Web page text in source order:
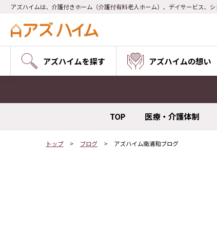
アズハイムは、介護付きホーム（介護付有料老人ホーム）、デイサービス、
アズハイムを探す アズハイムの想い
TOP 医療・介護体制
トップ ブログ アズハイム南浦和ブログ